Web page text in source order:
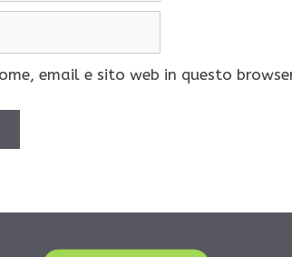
email e sito web in questo